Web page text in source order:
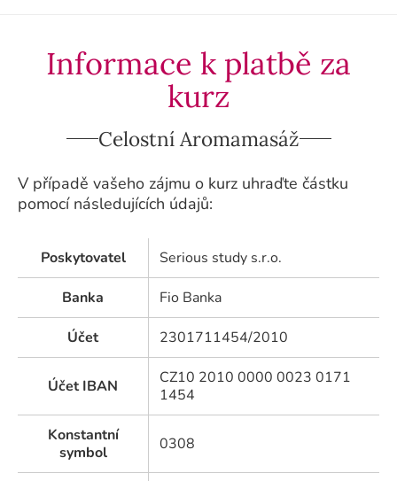
Informace k platbě za
kurz
Celostní Aromamasáž
V případě vašeho zájmu o kurz uhraďte částku
pomocí následujících údajů:
Poskytovatel Serious study s.r.o.
Banka Fio Banka
Účet 2301711454/2010
Účet IBAN
CZ10 2010 0000 0023 0171
1454
Konstantní
symbol
0308